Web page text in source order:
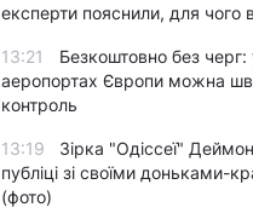
експерти пояснили, для чого
13:21
Безкоштовно без черг:
аеропортах Європи можна
контроль
13:19
Зірка "Одіссеї"
публіці зі своїми доньками-
(фото)